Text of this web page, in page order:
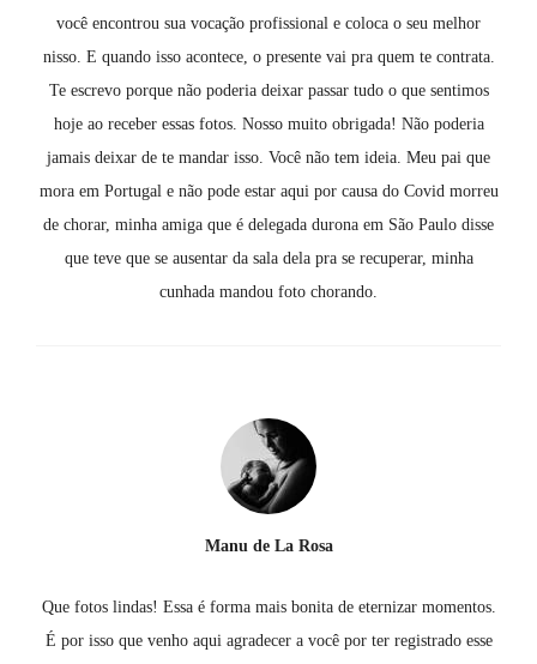
você encontrou sua vocação profissional e coloca o seu melhor
nisso. E quando isso acontece, o presente vai pra quem te contrata.
Te escrevo porque não poderia deixar passar tudo o que sentimos
hoje ao receber essas fotos. Nosso muito obrigada! Não poderia
jamais deixar de te mandar isso. Você não tem ideia. Meu pai que
mora em Portugal e não pode estar aqui por causa do Covid morreu
de chorar, minha amiga que é delegada durona em São Paulo disse
que teve que se ausentar da sala dela pra se recuperar, minha
cunhada mandou foto chorando.
Que fotos lindas! Essa é forma mais bonita de eternizar momentos.
É por isso que venho aqui agradecer a você por ter registrado esse
Manu de La Rosa